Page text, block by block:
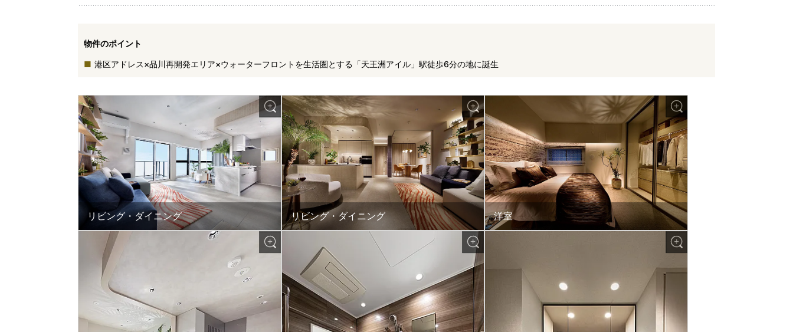
物件のポイント
港区アドレス×品川再開発エリア×ウォーターフロントを生活圏とする「天王洲アイル」駅徒歩6分の地に誕生
リビング・ダイニング リビング・ダイニング 洋室